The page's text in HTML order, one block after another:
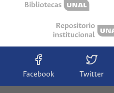
Bibliotecas
Repositorio
institucional
Facebook Twitter